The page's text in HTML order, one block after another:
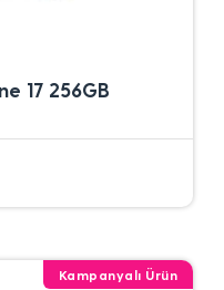
17 256GB
Kampanyalı Ürün